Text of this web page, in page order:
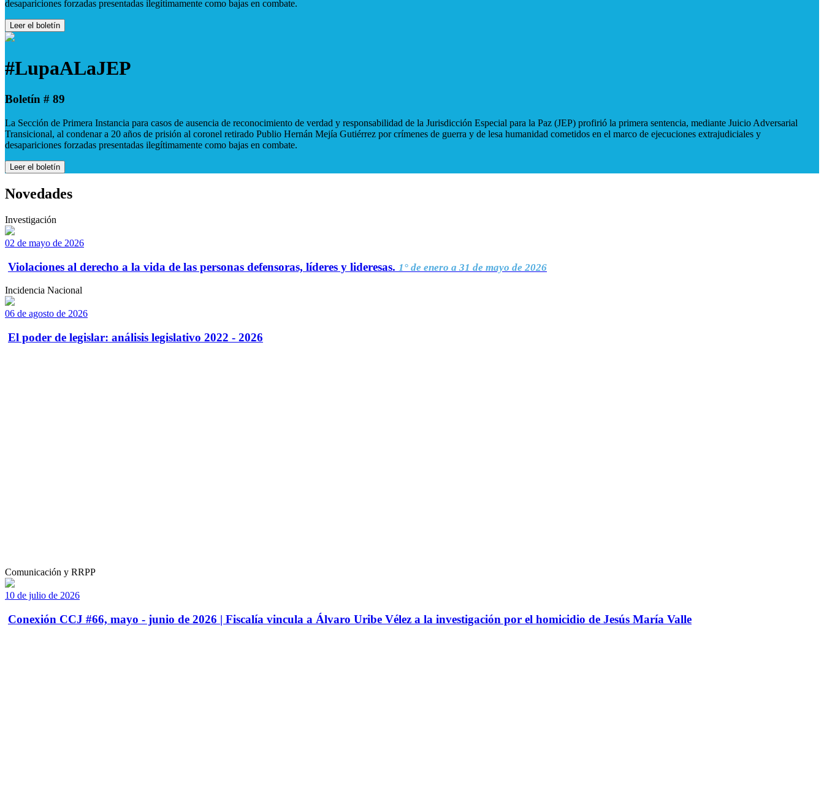
desapariciones forzadas presentadas ilegítimamente como bajas en combate.
Leer el boletín
#LupaALaJEP
Boletín # 89
La Sección de Primera Instancia para casos de ausencia de reconocimiento de verdad y responsabilidad de la Jurisdicción Especial para la Paz (JEP) profirió la primera sentencia, mediante Juicio Adversarial
Transicional, al condenar a 20 años de prisión al coronel retirado Publio Hernán Mejía Gutiérrez por crímenes de guerra y de lesa humanidad cometidos en el marco de ejecuciones extrajudiciales y
desapariciones forzadas presentadas ilegítimamente como bajas en combate.
Leer el boletín
Novedades
Investigación
02 de mayo de 2026
Violaciones al derecho a la vida de las personas defensoras, líderes y lideresas. 1° de enero a 31 de mayo de 2026
Incidencia Nacional
06 de agosto de 2026
El poder de legislar: análisis legislativo 2022 - 2026
Comunicación y RRPP
10 de julio de 2026
Conexión CCJ #66, mayo - junio de 2026 | Fiscalía vincula a Álvaro Uribe Vélez a la investigación por el homicidio de Jesús María Valle